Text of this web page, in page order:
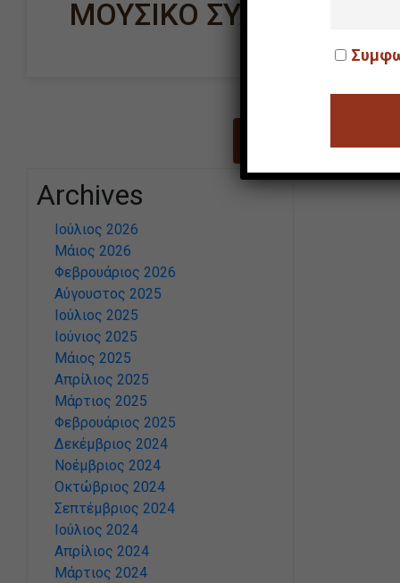
ΜΟΥΣΙΚΟ ΣΥΛΛΟΓΟ
Archives
Ιούλιος 2026
Μάιος 2026
Φεβρουάριος 2026
Αύγουστος 2025
Ιούλιος 2025
Ιούνιος 2025
Μάιος 2025
Απρίλιος 2025
Μάρτιος 2025
Φεβρουάριος 2025
Δεκέμβριος 2024
Νοέμβριος 2024
Οκτώβριος 2024
Σεπτέμβριος 2024
Ιούλιος 2024
Απρίλιος 2024
Μάρτιος 2024